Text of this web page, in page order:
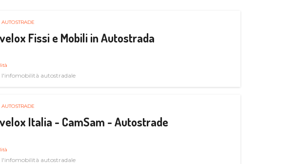
AUTOSTRADE
Fissi e Mobili in Autostrada
l'infomobilità autostradale
AUTOSTRADE
Italia - CamSam - Autostrade
l'infomobilità autostradale